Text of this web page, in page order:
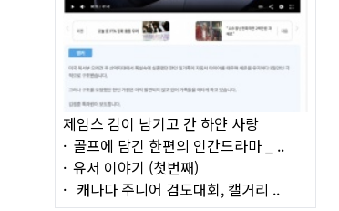
제임스 김이 남기고 간 하얀 사랑
골프에 담긴 한편의 인간드라마 _ ..
유서 이야기 (첫번째)
캐나다 주니어 검도대회, 캘거리 ..